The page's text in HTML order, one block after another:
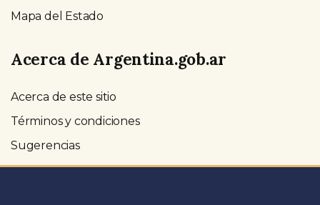
Mapa del Estado
Acerca de Argentina.gob.ar
Acerca de este sitio
Términos y condiciones
Sugerencias